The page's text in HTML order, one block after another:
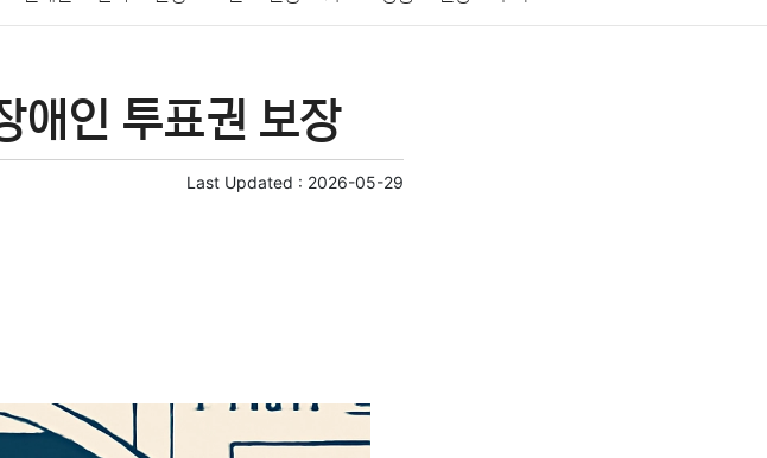
마케팅 부동산 외국어 교육 교통
애인 투표권 보장
Last Updated : 2026-05-29